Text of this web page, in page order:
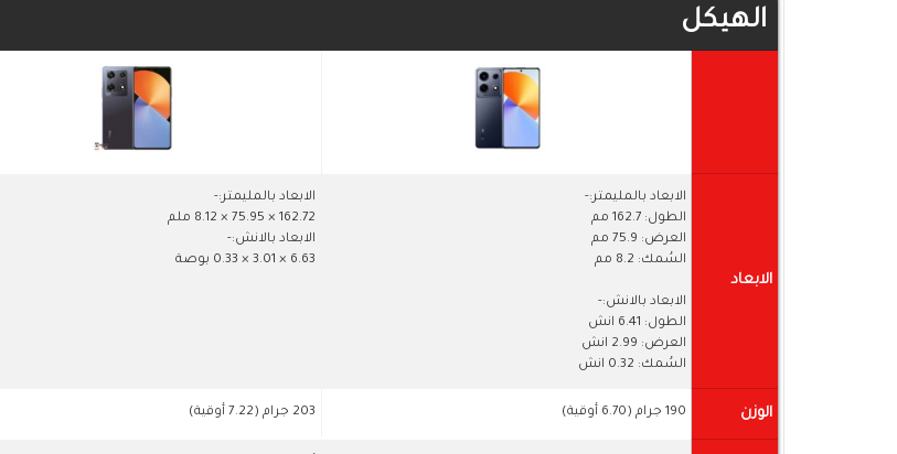
الهيكل
الابعاد
الابعاد بالمليمتر:-
الطول: 162.7 مم
العرض: 75.9 مم
السُمك: 8.2 مم
الابعاد بالانش:-
الطول: 6.41 انش
العرض: 2.99 انش
السُمك: 0.32 انش
الابعاد بالمليمتر:-
162.72 × 75.95 × 8.12 ملم
الابعاد بالانش:-
6.63 × 3.01 × 0.33 بوصة
الوزن 190 جرام (6.70 أوقية) 203 جرام (7.22 أوقية)